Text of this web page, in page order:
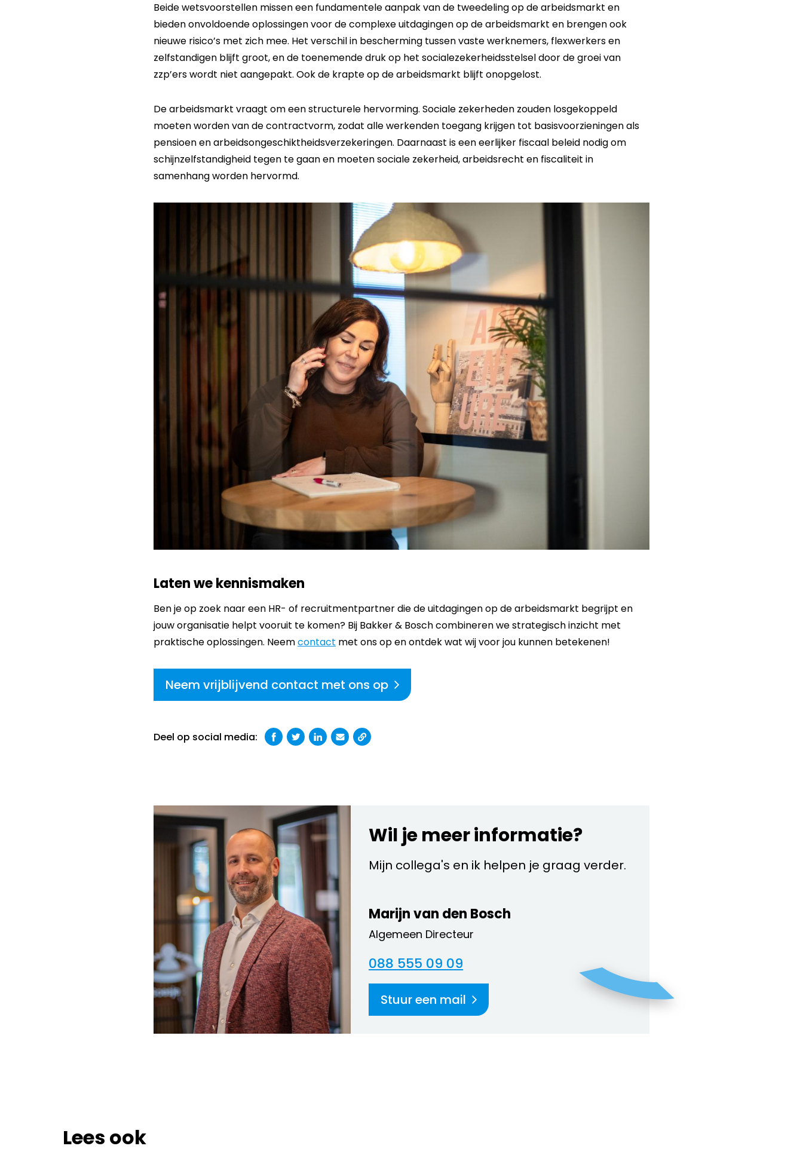
Beide wetsvoorstellen missen een fundamentele aanpak van de tweedeling op de arbeidsmarkt en
bieden onvoldoende oplossingen voor de complexe uitdagingen op de arbeidsmarkt en brengen ook
nieuwe risico’s met zich mee. Het verschil in bescherming tussen vaste werknemers, flexwerkers en
zelfstandigen blijft groot, en de toenemende druk op het socialezekerheidsstelsel door de groei van
zzp’ers wordt niet aangepakt. Ook de krapte op de arbeidsmarkt blijft onopgelost.
De arbeidsmarkt vraagt om een structurele hervorming. Sociale zekerheden zouden losgekoppeld
moeten worden van de contractvorm, zodat alle werkenden toegang krijgen tot basisvoorzieningen als
pensioen en arbeidsongeschiktheidsverzekeringen. Daarnaast is een eerlijker fiscaal beleid nodig om
schijnzelfstandigheid tegen te gaan en moeten sociale zekerheid, arbeidsrecht en fiscaliteit in
samenhang worden hervormd.
Laten we kennismaken
Ben je op zoek naar een HR- of recruitmentpartner die de uitdagingen op de arbeidsmarkt begrijpt en
jouw organisatie helpt vooruit te komen? Bij Bakker & Bosch combineren we strategisch inzicht met
praktische oplossingen. Neemcontact met ons op en ontdek wat wij voor jou kunnen betekenen!
Neem vrijblijvend contact met ons op
Deel op social media:
Wil je meer informatie?
Mijn collega's en ik helpen je graag verder.
Marijn van den Bosch
Algemeen Directeur
088 555 09 09
Stuur een mail
Lees ook